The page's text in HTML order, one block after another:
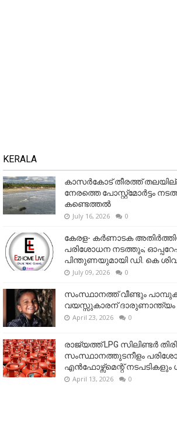
KERALA
കാസർകോട് തീരത്ത്
നേരത്തെ പോസ്റ്റ്‌മോർട്ടം
കണ്ടെത്തൽ
July 16, 2026 0
കേരള- കർണാടക
പരിശോധന നടത്തും;
പിന്തുണയുമായി ഡി. കെ
July 09, 2026 0
സംസ്ഥാനത്ത് വീണ്ടും
വയസ്സുകാരന് ദാരുണാന്ത്യം
April 23, 2026 0
രാജ്യത്ത് LPG സിലിണ്ടർ
സംസ്ഥാനത്തുടനീളം
എൻഫോഴ്സ്മെന്റ് നടപടികളും
April 13, 2026 0